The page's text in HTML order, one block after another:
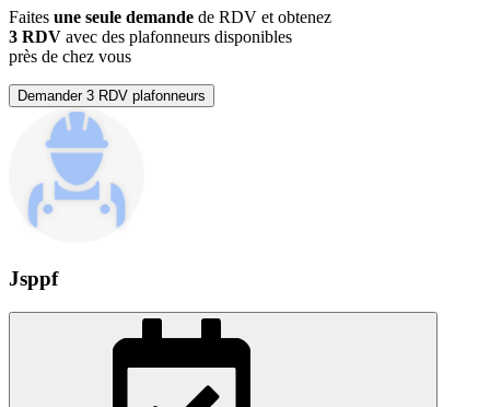
Faites une seule demande de RDV et obtenez
3 RDV avec des plafonneurs disponibles
près de chez vous
Demander 3 RDV plafonneurs
Jsppf